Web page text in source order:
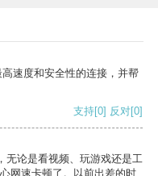
速度和安全性的连接，并帮
支持[0] 反对[0]
无论是看视频、玩游戏还是工
网速卡顿了。以前出差的时